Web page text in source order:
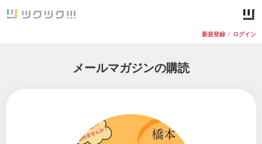
新規登録 / ログイン
メールマガジンの購読